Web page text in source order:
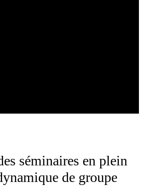
séminaires en plein
de groupe